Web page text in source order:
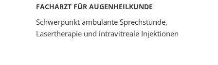
FACHARZT FÜR AUGENHEILKUNDE
Schwerpunkt ambulante Sprechstunde,
Lasertherapie und intravitreale Injektionen